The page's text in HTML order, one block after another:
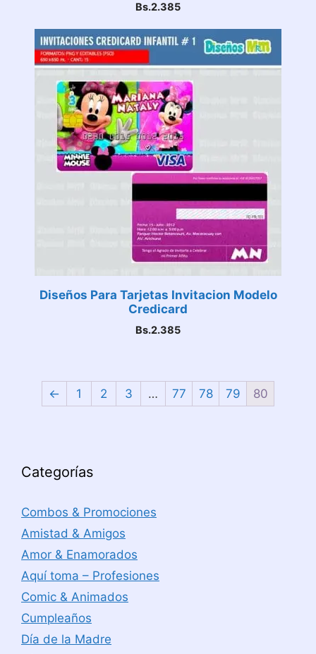
Bs.2.385
Diseños Para Tarjetas Invitacion Modelo
Credicard
Bs.2.385
← 1 2 3 … 77 78 79 80
Categorías
Combos & Promociones
Amistad & Amigos
Amor & Enamorados
Aquí toma – Profesiones
Comic & Animados
Cumpleaños
Día de la Madre